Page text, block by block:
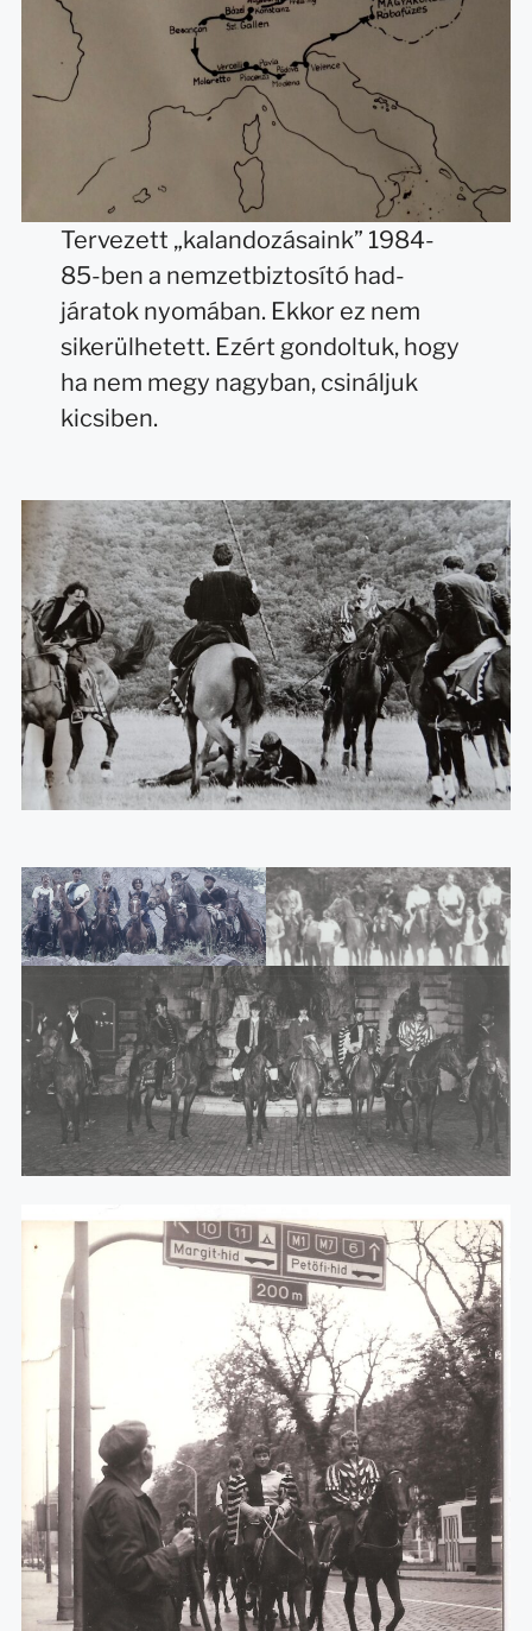
Tervezett „kalandozásaink” 1984-
85-ben a nemzetbiztosító had-
járatok nyomában. Ekkor ez nem
sikerülhetett. Ezért gondoltuk, hogy
ha nem megy nagyban, csináljuk
kicsiben.